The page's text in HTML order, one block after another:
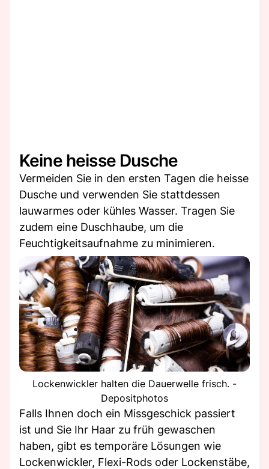
Keine heisse Dusche
Vermeiden Sie in den ersten Tagen die heisse
Dusche und verwenden Sie stattdessen
lauwarmes oder kühles Wasser. Tragen Sie
zudem eine Duschhaube, um die
Feuchtigkeitsaufnahme zu minimieren.
Lockenwickler halten die Dauerwelle frisch. -
Depositphotos
Falls Ihnen doch ein Missgeschick passiert
ist und Sie Ihr Haar zu früh gewaschen
haben, gibt es temporäre Lösungen wie
Lockenwickler, Flexi-Rods oder Lockenstäbe,